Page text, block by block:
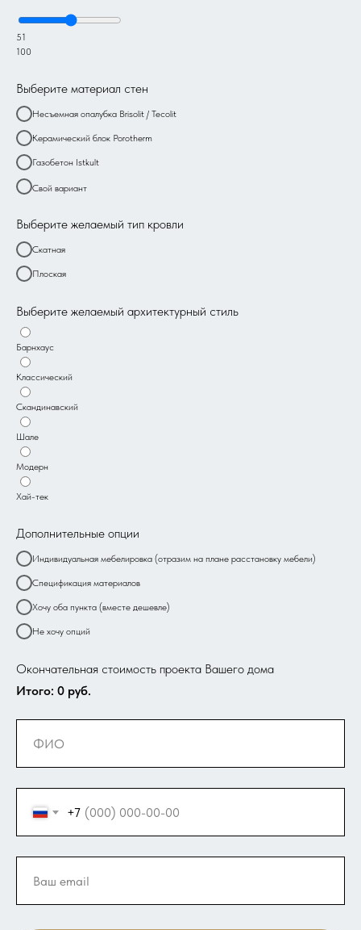
51
100
Выберите материал стен
Несъемная опалубка Brisolit / Tecolit
Керамический блок Porotherm
Газобетон Istkult
Свой вариант
Выберите желаемый тип кровли
Скатная
Плоская
Выберите желаемый архитектурный стиль
Барнхаус
Классический
Скандинавский
Шале
Модерн
Хай-тек
Дополнительные опции
Индивидуальная мебелировка (отразим на плане расстановку мебели)
Спецификация материалов
Хочу оба пункта (вместе дешевле)
Не хочу опций
Окончательная стоимость проекта Вашего дома
Итого: 0 руб.
+7